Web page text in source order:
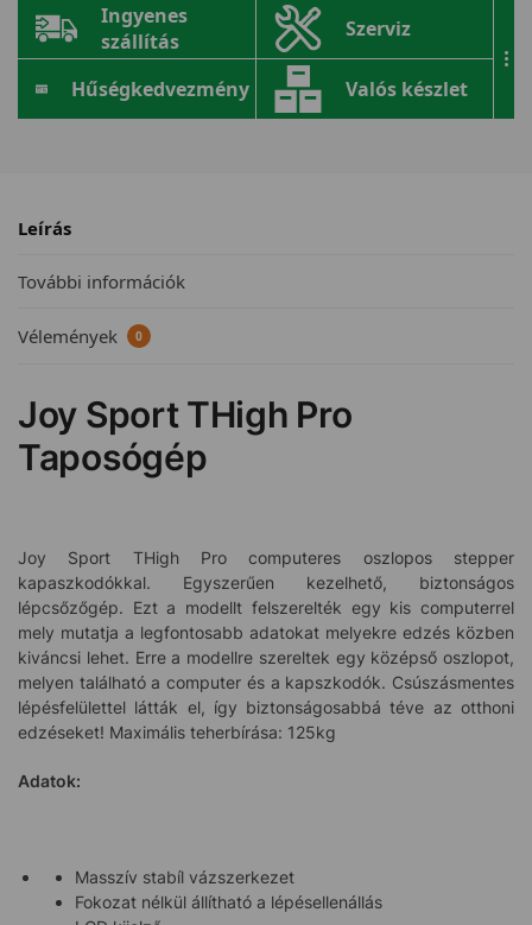
Ingyenes
szállítás
Szerviz
Hűségkedvezmény Valós készlet
...
Leírás
További információk
Vélemények 0
Joy Sport THigh Pro
Taposógép
Joy Sport THigh Pro computeres oszlopos stepper
kapaszkodókkal. Egyszerűen kezelhető, biztonságos
lépcsőzőgép. Ezt a modellt felszerelték egy kis computerrel
mely mutatja a legfontosabb adatokat melyekre edzés közben
kiváncsi lehet. Erre a modellre szereltek egy középső oszlopot,
melyen található a computer és a kapszkodók. Csúszásmentes
lépésfelülettel látták el, így biztonságosabbá téve az otthoni
edzéseket! Maximális teherbírása: 125kg
Adatok:
Masszív stabíl vázszerkezet
Fokozat nélkül állítható a lépésellenállás